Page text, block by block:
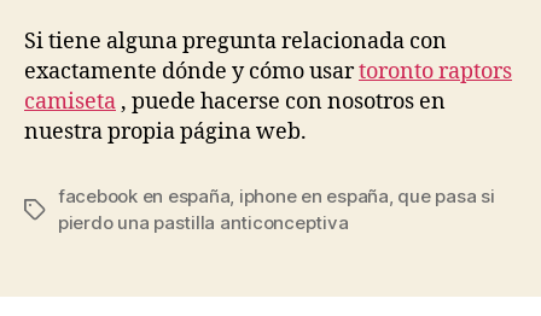
Si tiene alguna pregunta relacionada con
exactamente dónde y cómo usartoronto raptors
camiseta , puede hacerse con nosotros en
nuestra propia página web.
Etiquetas
facebook en españa, iphone en españa, que pasa si
pierdo una pastilla anticonceptiva